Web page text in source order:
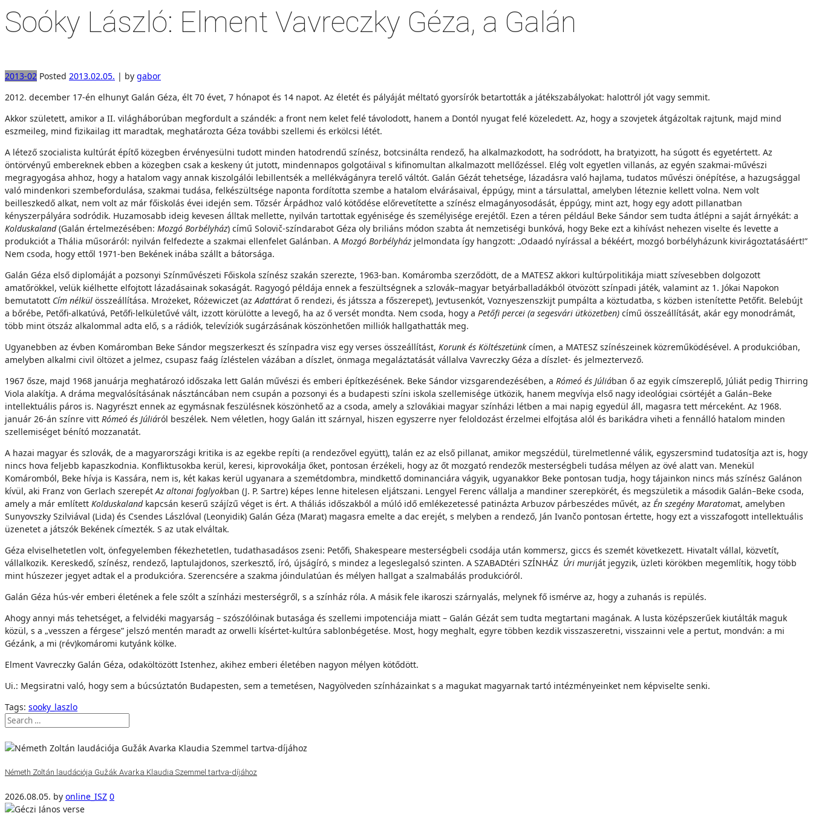
Soóky László: Elment Vavreczky Géza, a Galán
2013-02 Posted 2013.02.05. | by gabor
2012. december 17-én elhunyt Galán Géza, élt 70 évet, 7 hónapot és 14 napot. Az életét és pályáját méltató gyorsírók betartották a játékszabályokat: halottról jót vagy semmit.
Akkor született, amikor a II. világháborúban megfordult a szándék: a front nem kelet felé távolodott, hanem a Dontól nyugat felé közeledett. Az, hogy a szovjetek átgázoltak rajtunk, majd mind
eszmeileg, mind fizikailag itt maradtak, meghatározta Géza további szellemi és erkölcsi létét.
A létező szocialista kultúrát építő közegben érvényesülni tudott minden hatodrendű színész, botcsinálta rendező, ha alkalmazkodott, ha sodródott, ha bratyizott, ha súgott és egyetértett. Az
öntörvényű embereknek ebben a közegben csak a keskeny út jutott, mindennapos golgotáival s kifinomultan alkalmazott mellőzéssel. Elég volt egyetlen villanás, az egyén szakmai-művészi
megragyogása ahhoz, hogy a hatalom vagy annak kiszolgálói lebillentsék a mellékvágányra terelő váltót. Galán Gézát tehetsége, lázadásra való hajlama, tudatos művészi önépítése, a hazugsággal
való mindenkori szembefordulása, szakmai tudása, felkészültsége naponta fordította szembe a hatalom elvárásaival, éppúgy, mint a társulattal, amelyben léteznie kellett volna. Nem volt
beilleszkedő alkat, nem volt az már főiskolás évei idején sem. Tőzsér Árpádhoz való kötődése előrevetítette a színész elmagányosodását, éppúgy, mint azt, hogy egy adott pillanatban
kényszerpályára sodródik. Huzamosabb ideig kevesen álltak mellette, nyilván tartottak egyénisége és személyisége erejétől. Ezen a téren például Beke Sándor sem tudta átlépni a saját árnyékát: a
Kolduskaland(Galán értelmezésében: Mozgó Borbélyház) című Solovič-színdarabot Géza oly briliáns módon szabta át nemzetiségi bunkóvá, hogy Beke ezt a kihívást nehezen viselte és levette a
produkciót a Thália műsoráról: nyilván felfedezte a szakmai ellenfelet Galánban. A Mozgó Borbélyház jelmondata így hangzott: „Odaadó nyírással a békéért, mozgó borbélyházunk kivirágoztatásáért!”
Nem csoda, hogy ettől 1971-ben Bekének inába szállt a bátorsága.
Galán Géza első diplomáját a pozsonyi Színművészeti Főiskola színész szakán szerezte, 1963-ban. Komáromba szerződött, de a MATESZ akkori kultúrpolitikája miatt szívesebben dolgozott
amatőrökkel, velük kiélhette elfojtott lázadásainak sokaságát. Ragyogó példája ennek a feszültségnek a szlovák–magyar betyárballadákból ötvözött színpadi játék, valamint az 1. Jókai Napokon
bemutatott Cím nélkül összeállítása. Mrożeket, Różewiczet (azAdattárat ő rendezi, és játssza a főszerepet), Jevtusenkót, Voznyeszenszkijt pumpálta a köztudatba, s közben istenítette Petőfit. Belebújt
a bőrébe, Petőfi-alkatúvá, Petőfi-lelkületűvé vált, izzott körülötte a levegő, ha az ő versét mondta. Nem csoda, hogy a Petőfi percei (a segesvári ütközetben) című összeállítását, akár egy monodrámát,
több mint ötszáz alkalommal adta elő, s a rádiók, televíziók sugárzásának köszönhetően milliók hallgathatták meg.
Ugyanebben az évben Komáromban Beke Sándor megszerkeszt és színpadra visz egy verses összeállítást, Korunk és Költészetünk címen, a MATESZ színészeinek közreműködésével. A produkcióban,
amelyben alkalmi civil öltözet a jelmez, csupasz faág ízléstelen vázában a díszlet, önmaga megaláztatását vállalva Vavreczky Géza a díszlet- és jelmeztervező.
1967 ősze, majd 1968 januárja meghatározó időszaka lett Galán művészi és emberi építkezésének. Beke Sándor vizsgarendezésében, a Rómeó és Júliában ő az egyik címszereplő, Júliát pedig Thirring
Viola alakítja. A dráma megvalósításának násztáncában nem csupán a pozsonyi és a budapesti színi iskola szellemisége ütközik, hanem megvívja első nagy ideológiai csörtéjét a Galán–Beke
intellektuális páros is. Nagyrészt ennek az egymásnak feszülésnek köszönhető az a csoda, amely a szlovákiai magyar színházi létben a mai napig egyedül áll, magasra tett mérceként. Az 1968.
január 26-án színre vitt Rómeó és Júliáról beszélek. Nem véletlen, hogy Galán itt szárnyal, hiszen egyszerre nyer feloldozást érzelmei elfojtása alól és barikádra viheti a fennálló hatalom minden
szellemiséget bénító mozzanatát.
A hazai magyar és szlovák, de a magyarországi kritika is az egekbe repíti (a rendezővel együtt), talán ez az első pillanat, amikor megszédül, türelmetlenné válik, egyszersmind tudatosítja azt is, hogy
nincs hova feljebb kapaszkodnia. Konfliktusokba kerül, keresi, kiprovokálja őket, pontosan érzékeli, hogy az őt mozgató rendezők mesterségbeli tudása mélyen az övé alatt van. Menekül
Komáromból, Beke hívja is Kassára, nem is, két kakas kerül ugyanara a szemétdombra, mindkettő dominanciára vágyik, ugyanakkor Beke pontosan tudja, hogy tájainkon nincs más színész Galánon
kívül, aki Franz von Gerlach szerepétAz altonai foglyokban (J. P. Sartre) képes lenne hitelesen eljátszani. Lengyel Ferenc vállalja a mandiner szerepkörét, és megszületik a második Galán–Beke csoda,
amely a már említett Kolduskalandkapcsán keserű szájízű véget is ért. A tháliás időszakból a múló idő emlékezetessé patinázta Arbuzov párbeszédes művét, az Én szegény Maratomat, amelyben
Sunyovszky Szilviával (Lida) és Csendes Lászlóval (Leonyidik) Galán Géza (Marat) magasra emelte a dac erejét, s melyben a rendező, Ján Ivančo pontosan értette, hogy ezt a visszafogott intellektuális
üzenetet a játszók Bekének címezték. S az utak elváltak.
Géza elviselhetetlen volt, önfegyelemben fékezhetetlen, tudathasadásos zseni: Petőfi, Shakespeare mesterségbeli csodája után kommersz, giccs és szemét következett. Hivatalt vállal, közvetít,
vállalkozik. Kereskedő, színész, rendező, laptulajdonos, szerkesztő, író, újságíró, s mindez a legeslegalsó szinten. A SZABADtéri SZÍNHÁZ Úri muriját jegyzik, üzleti körökben megemlítik, hogy több
mint húszezer jegyet adtak el a produkcióra. Szerencsére a szakma jóindulatúan és mélyen hallgat a szalmabálás produkcióról.
Galán Géza hús-vér emberi életének a fele szólt a színházi mesterségről, s a színház róla. A másik fele ikaroszi szárnyalás, melynek fő ismérve az, hogy a zuhanás is repülés.
Ahogy annyi más tehetséget, a felvidéki magyarság – szószólóinak butasága és szellemi impotenciája miatt – Galán Gézát sem tudta megtartani magának. A lusta középszerűek kiutálták maguk
közül, s a „vesszen a férgese” jelszó mentén maradt az orwelli kísértet-kultúra sablonbégetése. Most, hogy meghalt, egyre többen kezdik visszaszeretni, visszainni vele a pertut, mondván: a mi
Gézánk, a mi (rév)komáromi kutyánk kölke.
Elment Vavreczky Galán Géza, odaköltözött Istenhez, akihez emberi életében nagyon mélyen kötődött.
Ui.: Megsiratni való, hogy sem a búcsúztatón Budapesten, sem a temetésen, Nagyölveden színházainkat s a magukat magyarnak tartó intézményeinket nem képviselte senki.
Tags: sooky_laszlo
Németh Zoltán laudációja Gužák Avarka Klaudia Szemmel tartva-díjához
2026.08.05. by online_ISZ 0